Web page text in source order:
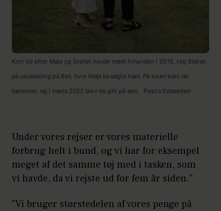
Kort tid efter Maja og Stefan havde mødt hinanden i 2015, tog Stefan
på udveksling på Bali, hvor Maja besøgte ham. På turen blev de
kærester, og i marts 2023 blev de gift på øen. Resza Sebastian
Under vores rejser er vores materielle
forbrug helt i bund, og vi har for eksempel
meget af det samme tøj med i tasken, som
vi havde, da vi rejste ud for fem år siden."
"Vi bruger størstedelen af vores penge på